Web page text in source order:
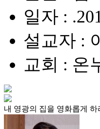
일자 :
설교자 :
교회 : 온
내 영광의 집을 영화롭게 하